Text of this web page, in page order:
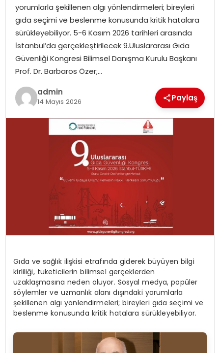
yorumlarla şekillenen algı yönlendirmeleri; bireyleri
gıda seçimi ve beslenme konusunda kritik hatalara
sürükleyebiliyor. 5-6 Kasım 2026 tarihleri arasında
İstanbul’da gerçekleştirilecek 9.Uluslararası Gıda
Güvenliği Kongresi Bilimsel Danışma Kurulu Başkanı
Prof. Dr. Barbaros Özer;…
admin
14 Mayıs 2026 Paylaş
Gıda ve sağlık ilişkisi etrafında giderek büyüyen bilgi
kirliliği, tüketicilerin bilimsel gerçeklerden
uzaklaşmasına neden oluyor. Sosyal medya, popüler
söylemler ve uzmanlık alanı dışındaki yorumlarla
şekillenen algı yönlendirmeleri; bireyleri gıda seçimi ve
beslenme konusunda kritik hatalara sürükleyebiliyor.